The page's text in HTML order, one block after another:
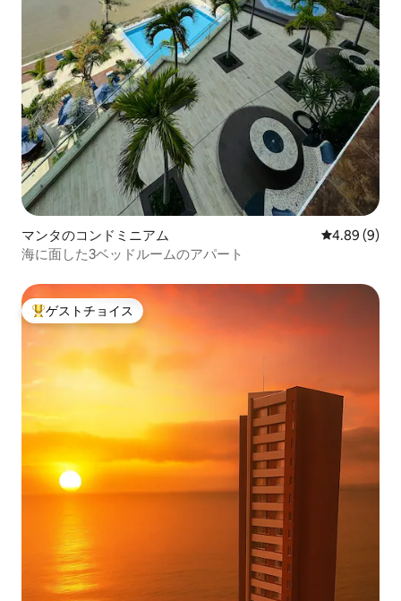
マンタのコンドミニアム レビュー9件
4.89 (9)
海に面した3ベッドルームのアパート
大好評のゲストチョイスです。
ゲストチョイス